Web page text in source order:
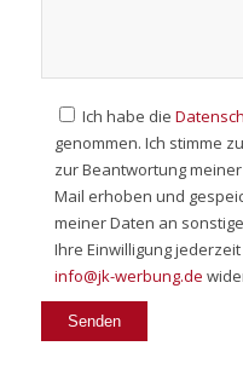
Ich habe die
genommen. Ich stimme
zur Beantwortung
Mail erhoben und
meiner Daten an
Ihre Einwilligung
info@jk-werbung.de